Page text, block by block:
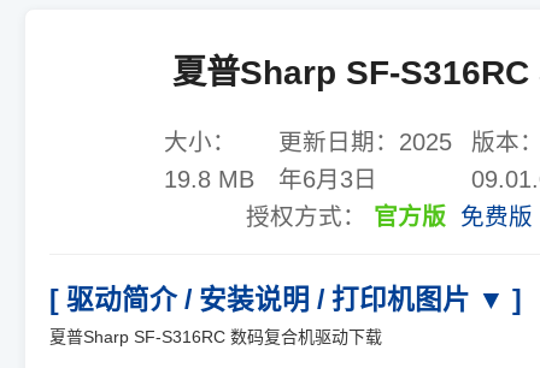
夏普Sharp SF-S316RC
大小：
19.8 MB
更新日期： 2025
年6月3日
版本
授权方式： 官方版 免费版
[ 驱动简介 / 安装说明 / 打印机图片 ▼ ]
夏普Sharp SF-S316RC 数码复合机驱动下载